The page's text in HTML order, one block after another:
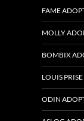
FAME
MOLLY
BOMBIX
LOUIS
ODIN